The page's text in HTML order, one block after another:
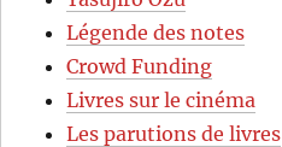
Légende des notes
Crowd Funding
Livres sur le cinéma
Les parutions de livres